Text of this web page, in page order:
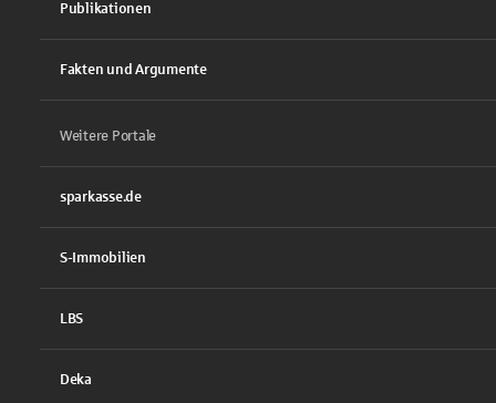
Publikationen
Fakten und Argumente
Weitere Portale
sparkasse.de
S-Immobilien
LBS
Deka